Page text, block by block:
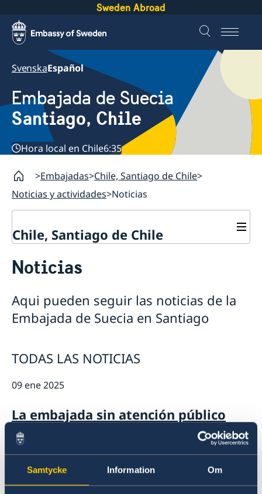
Samtycke Information Om
Sweden Abroad
SvenskaEspañol
Embajada de Suecia
Santiago, Chile
Hora local en Chile6:35
Embajadas Chile, Santiago de Chile
Noticias y actividades Noticias
Chile, Santiago de Chile
Vacantes
Tarifas
Protección de Datos (RGPD)
Contacto y horarios
Noticias
Instituto Chileno Sueco de Cultura
Svenska skolan
Noticias
Aqui pueden seguir las noticias de la
Embajada de Suecia en Santiago
TODAS LAS NOTICIAS
09 ene 2025
La embajada sin atención público
17 dic 2024
La Embajada esta cerrada navidad